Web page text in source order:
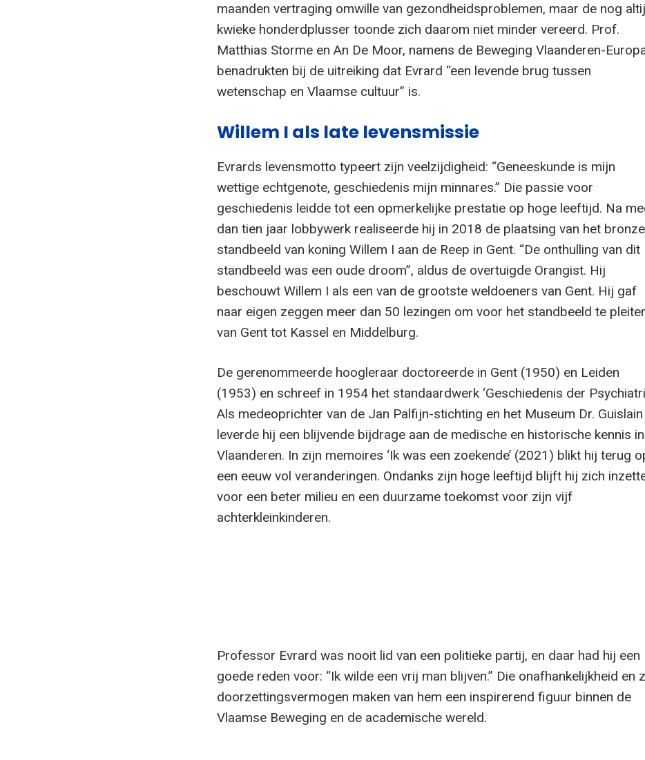
maanden vertraging omwille van gezondheidsproblemen, maar de nog
kwieke honderdplusser toonde zich daarom niet minder vereerd. Prof.
Matthias Storme en An De Moor, namens de Beweging Vlaanderen-
benadrukten bij de uitreiking dat Evrard “een levende brug tussen
wetenschap en Vlaamse cultuur” is.
Willem I als late levensmissie
Evrards levensmotto typeert zijn veelzijdigheid: “Geneeskunde is mijn
wettige echtgenote, geschiedenis mijn minnares.” Die passie voor
geschiedenis leidde tot een opmerkelijke prestatie op hoge leeftijd. Na
dan tien jaar lobbywerk realiseerde hij in 2018 de plaatsing van het
standbeeld van koning Willem I aan de Reep in Gent. “De onthulling van dit
standbeeld was een oude droom”, aldus de overtuigde Orangist. Hij
beschouwt Willem I als een van de grootste weldoeners van Gent. Hij gaf
naar eigen zeggen meer dan 50 lezingen om voor het standbeeld te
van Gent tot Kassel en Middelburg.
De gerenommeerde hoogleraar doctoreerde in Gent (1950) en Leiden
(1953) en schreef in 1954 het standaardwerk ‘Geschiedenis der
Als medeoprichter van de Jan Palfijn-stichting en het Museum Dr. Guislain
leverde hij een blijvende bijdrage aan de medische en historische kennis in
Vlaanderen. In zijn memoires ‘Ik was een zoekende’ (2021) blikt hij terug
een eeuw vol veranderingen. Ondanks zijn hoge leeftijd blijft hij zich
voor een beter milieu en een duurzame toekomst voor zijn vijf
achterkleinkinderen.
Professor Evrard was nooit lid van een politieke partij, en daar had hij een
goede reden voor: “Ik wilde een vrij man blijven.” Die onafhankelijkheid en
doorzettingsvermogen maken van hem een inspirerend figuur binnen de
Vlaamse Beweging en de academische wereld.